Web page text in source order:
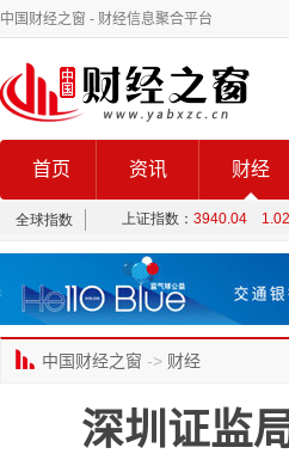
中国财经之窗 - 财经信息聚合平台
首页 资讯 财经
中国财经之窗 -> 财经
深圳证监